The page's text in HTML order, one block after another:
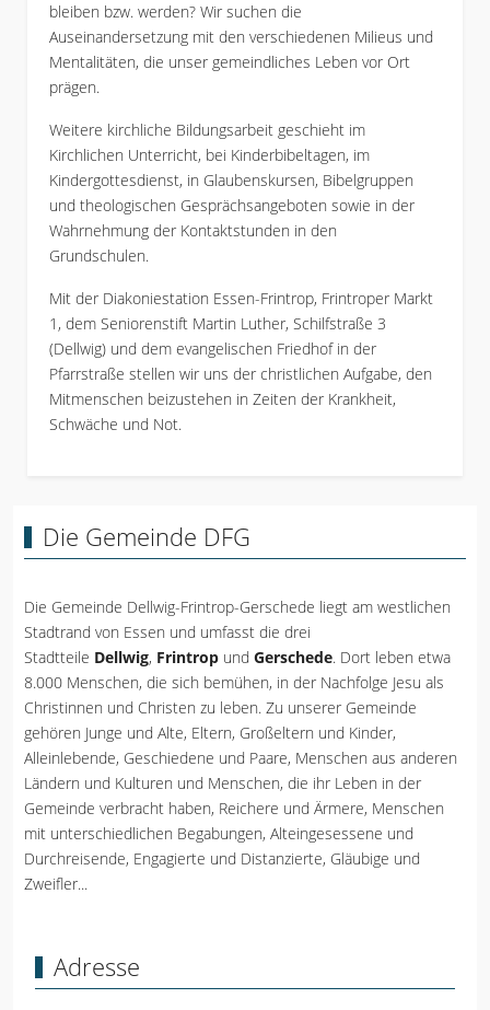
bleiben bzw. werden? Wir suchen die
Auseinandersetzung mit den verschiedenen Milieus und
Mentalitäten, die unser gemeindliches Leben vor Ort
prägen.
Weitere kirchliche Bildungsarbeit geschieht im
Kirchlichen Unterricht, bei Kinderbibeltagen, im
Kindergottesdienst, in Glaubenskursen, Bibelgruppen
und theologischen Gesprächsangeboten sowie in der
Wahrnehmung der Kontaktstunden in den
Grundschulen.
Mit der Diakoniestation Essen-Frintrop, Frintroper Markt
1, dem Seniorenstift Martin Luther, Schilfstraße 3
(Dellwig) und dem evangelischen Friedhof in der
Pfarrstraße stellen wir uns der christlichen Aufgabe, den
Mitmenschen beizustehen in Zeiten der Krankheit,
Schwäche und Not.
Die Gemeinde DFG
Die Gemeinde Dellwig-Frintrop-Gerschede liegt am westlichen
Stadtrand von Essen und umfasst die drei
Stadtteile Dellwig, Frintrop und Gerschede. Dort leben etwa
8.000 Menschen, die sich bemühen, in der Nachfolge Jesu als
Christinnen und Christen zu leben. Zu unserer Gemeinde
gehören Junge und Alte, Eltern, Großeltern und Kinder,
Alleinlebende, Geschiedene und Paare, Menschen aus anderen
Ländern und Kulturen und Menschen, die ihr Leben in der
Gemeinde verbracht haben, Reichere und Ärmere, Menschen
mit unterschiedlichen Begabungen, Alteingesessene und
Durchreisende, Engagierte und Distanzierte, Gläubige und
Zweifler...
Adresse